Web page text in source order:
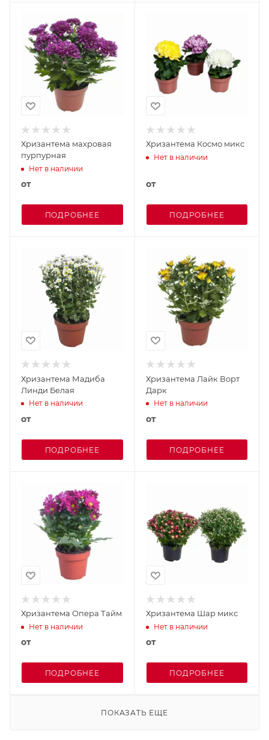
Хризантема махровая
пурпурная
Нет в наличии
от
ПОДРОБНЕЕ
Хризантема Космо микс
Нет в наличии
от
ПОДРОБНЕЕ
Хризантема Мадиба
Линди Белая
Нет в наличии
от
ПОДРОБНЕЕ
Хризантема Лайк Ворт
Дарк
Нет в наличии
от
ПОДРОБНЕЕ
Хризантема Опера Тайм
Нет в наличии
от
ПОДРОБНЕЕ
Хризантема Шар микс
Нет в наличии
от
ПОДРОБНЕЕ
ПОКАЗАТЬ ЕЩЕ